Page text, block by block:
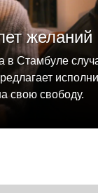
желаний
Стамбуле
свою свободу.